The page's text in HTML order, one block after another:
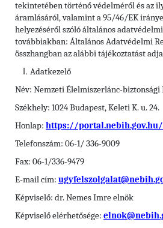
tekintetében történő védelméről és az
áramlásáról, valamint a 95/46/EK
helyezéséről szóló általános
továbbiakban: Általános Adatvédelmi
összhangban az alábbi tájékoztatást
Adatkezelő
Név: Nemzeti Élelmiszerlánc-biztonsági
Székhely: 1024 Budapest, Keleti K. u. 24.
Honlap: https://portal.nebih.gov.hu/
Telefonszám: 06-1/ 336-9009
Fax: 06-1/336-9479
E-mail cím:
Képviselő: dr. Nemes Imre elnök
Képviselő elérhetősége: